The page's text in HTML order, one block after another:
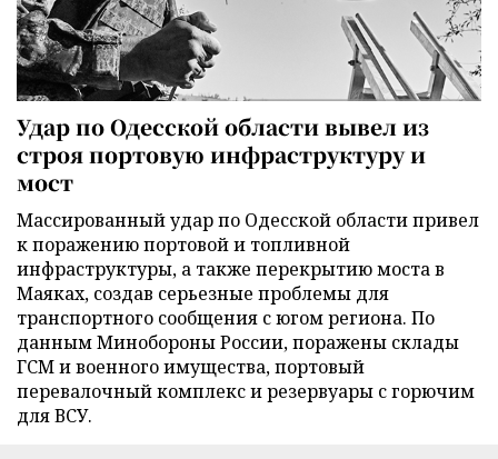
Удар по Одесской области вывел из
строя портовую инфраструктуру и
мост
Массированный удар по Одесской области привел
к поражению портовой и топливной
инфраструктуры, а также перекрытию моста в
Маяках, создав серьезные проблемы для
транспортного сообщения с югом региона. По
данным Минобороны России, поражены склады
ГСМ и военного имущества, портовый
перевалочный комплекс и резервуары с горючим
для ВСУ.